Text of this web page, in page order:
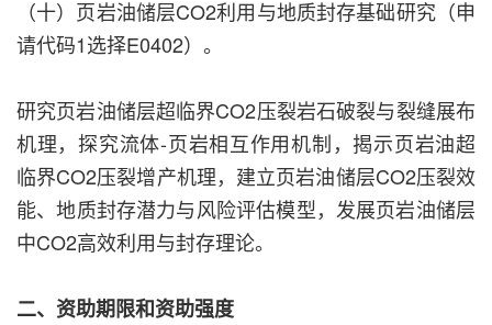
（十）页岩油储层CO2利用与地质封存基础研究（申
请代码1选择E0402）。
研究页岩油储层超临界CO2压裂岩石破裂与裂缝展布
机理，探究流体-页岩相互作用机制，揭示页岩油超
临界CO2压裂增产机理，建立页岩油储层CO2压裂效
能、地质封存潜力与风险评估模型，发展页岩油储层
中CO2高效利用与封存理论。
二、资助期限和资助强度